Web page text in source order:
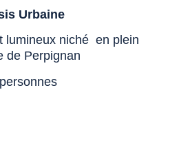
Urbaine
lumineux niché en plein
de Perpignan